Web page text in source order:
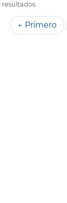
resultados.
← Primero